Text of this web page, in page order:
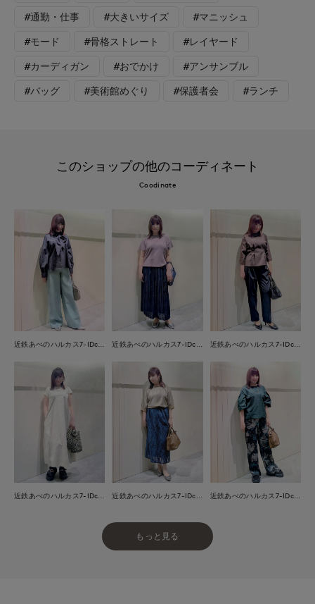
#通勤・仕事 #大きいサイズ #マニッシュ
#モード #骨格ストレート #レイヤード
#カーディガン #おでかけ #アンサンブル
#バッグ #美術館めぐり #保護者会 #ランチ
このショップの他のコーディネート
Coodinate
もっと見る